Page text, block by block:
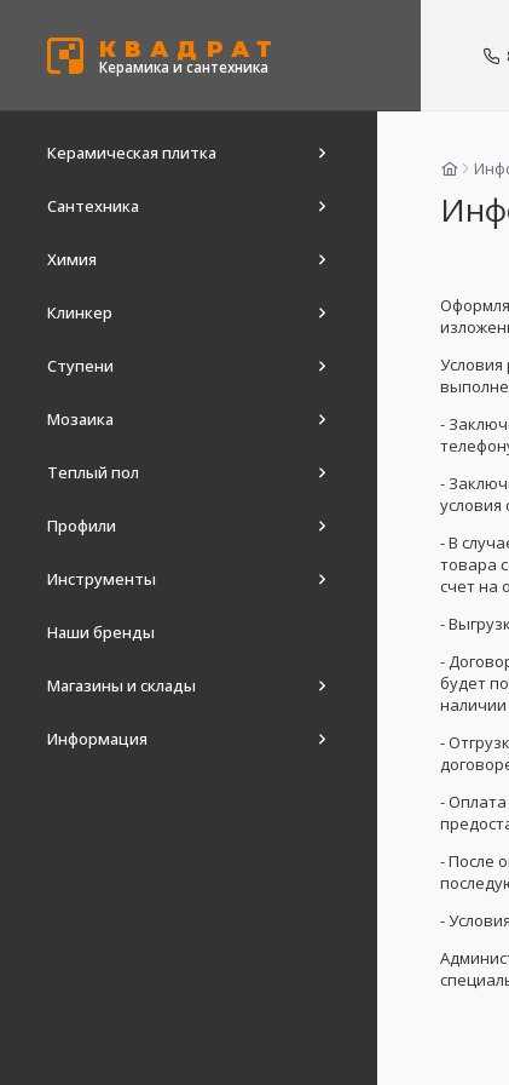
КВАДРАТ
Керамика и сантехника
Керамическая плитка
Сантехника
Химия
Клинкер
Ступени
Мозаика
Теплый пол
Профили
Инструменты
Наши бренды
Магазины и склады
Информация
-
-
условия
- В
товара
счет на
-
-
будет
-
-
- После
-